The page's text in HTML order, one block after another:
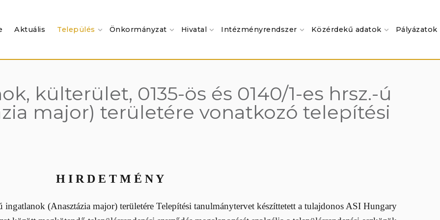
Aktuális Település Önkormányzat Hivatal Intézményrendszer Közérdekű adatok Pályázatok
külterület, 0135-ös és 0140/1-es hrsz.-ú
major) területére vonatkozó telepítési
H I R D E T M É N Y
(Anasztázia major) területére Telepítési tanulmánytervet készíttetett a tulajdonos ASI Hungary